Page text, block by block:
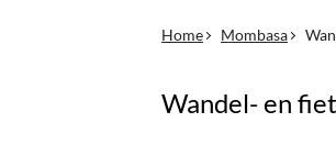
Home Mombasa
Wandel- en